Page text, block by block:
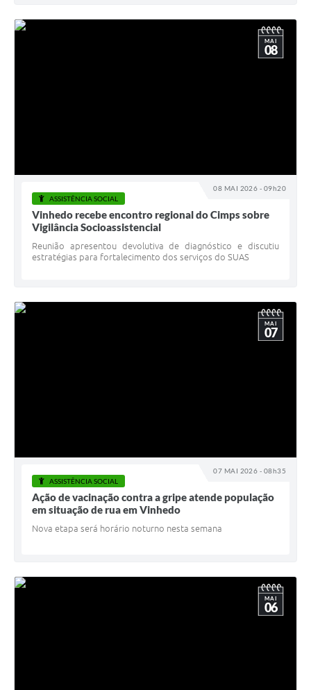
08 MAI 2026 - 09h20
MAI
08
ASSISTÊNCIA SOCIAL
Vinhedo recebe encontro regional do Cimps sobre
Vigilância Socioassistencial
Reunião apresentou devolutiva de diagnóstico e discutiu
estratégias para fortalecimento dos serviços do SUAS
07 MAI 2026 - 08h35
MAI
07
ASSISTÊNCIA SOCIAL
Ação de vacinação contra a gripe atende população
em situação de rua em Vinhedo
Nova etapa será horário noturno nesta semana
MAI
06